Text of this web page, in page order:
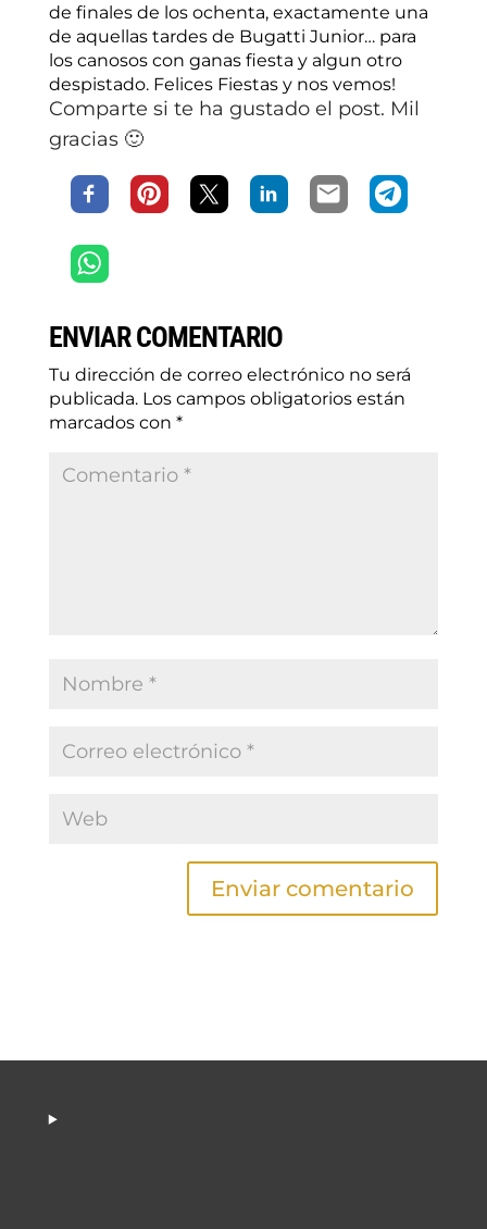
de finales de los ochenta, exactamente una
de aquellas tardes de Bugatti Junior… para
los canosos con ganas fiesta y algun otro
despistado. Felices Fiestas y nos vemos!
Comparte si te ha gustado el post. Mil
gracias 🙂
ENVIAR COMENTARIO
Tu dirección de correo electrónico no será
publicada. Los campos obligatorios están
marcados con *